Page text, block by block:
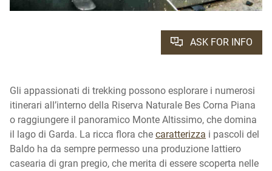
ASK FOR INFO
Gli appassionati di trekking possono esplorare i numerosi
itinerari all’interno della Riserva Naturale Bes Corna Piana
o raggiungere il panoramico Monte Altissimo, che domina
il lago di Garda. La ricca flora che caratterizza i pascoli del
Baldo ha da sempre permesso una produzione lattiero
casearia di gran pregio, che merita di essere scoperta nelle